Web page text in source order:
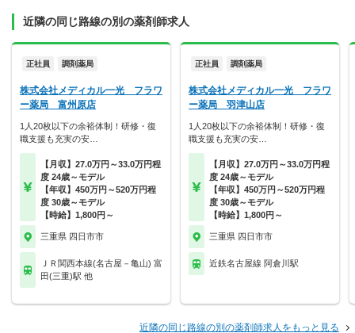
近隣の同じ路線の別の薬剤師求人
正社員 調剤薬局
株式会社メディカル一光 フラワ
ー薬局 富州原店
1人20枚以下の余裕体制！研修・復
職支援も充実の安…
【月収】27.0万円～33.0万円程
度 24歳～モデル
【年収】450万円～520万円程
度 30歳～モデル
【時給】1,800円～
三重県 四日市市
ＪＲ関西本線(名古屋－亀山) 富
田(三重)駅 他
正社員 調剤薬局
株式会社メディカル一光 フラワ
ー薬局 羽津山店
1人20枚以下の余裕体制！研修・復
職支援も充実の安…
【月収】27.0万円～33.0万円程
度 24歳～モデル
【年収】450万円～520万円程
度 30歳～モデル
【時給】1,800円～
三重県 四日市市
近鉄名古屋線 阿倉川駅
近隣の同じ路線の別の薬剤師求人をもっと見る